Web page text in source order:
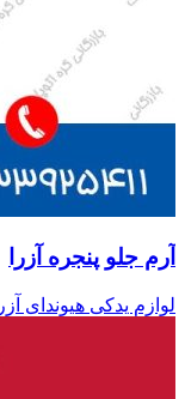
آرم جلو پنجره آزرا
لوازم یدکی هیوندای آزرا